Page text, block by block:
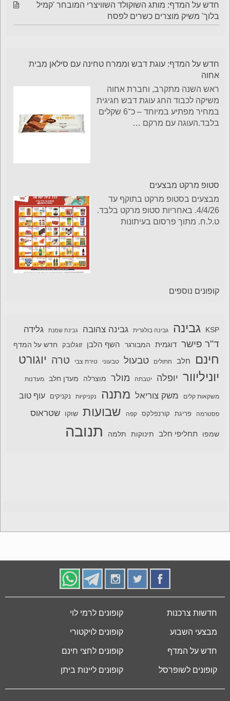
חדש על המדף: מותג השוקולד השוויצרי המובחר 'קמיל
בלוך' משיק מוצרים כשרים לפסח
חדש על המדף: עוגת דבש וממרח טחינה עם סילאן מבית
אחוה
ראש השנה מתקרב, וחברת אחוה
משיקה לכבוד החג עוגת דבש חגיגית
במחיר מפתיע במיוחד – כ־6 שקלים
בלבד.העוגה עם מרקם …
סטופ מרקט מבצעים
מבצעים בסטופ מרקט בתוקף עד
4/4/26. באחריות סטופ מרקט בלבד.
ט.ל.ח. מתוך פרסום בעיתונות
קופונים נוספים
KSP גבינה גבינה בולגרית גבינה צהובה גבינת שמנת גלידה
ד"ר פישר דוגמית המבורגר השף הלבן זוגלובק חדש על המדף
חינם חלב חתולים טבעול טבעוני טירת צבי טרה יוגורט
יוניליוור יופלה יטבתה מולר מוצרלה מעדן חלב מעדנות
משקאות קלים משק צוריאל מתנה נקניקיות נקניקים עוף טוב
פסטרמה פריגת קורנפלקס קפה שבועות שוקו שטראוס
שמפו תחליפי חלב תינוקות תלמה תנובה
חדשות צרכנות
מבצעי השבוע
חדש על המדף
קופונים לשופרסל
קופונים לרמי לוי
קופונים לויקטורי
קופונים לחצי חינם
קופונים ליינות ביתן